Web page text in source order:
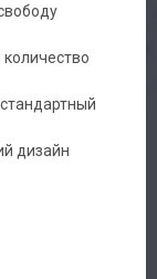
дизайн